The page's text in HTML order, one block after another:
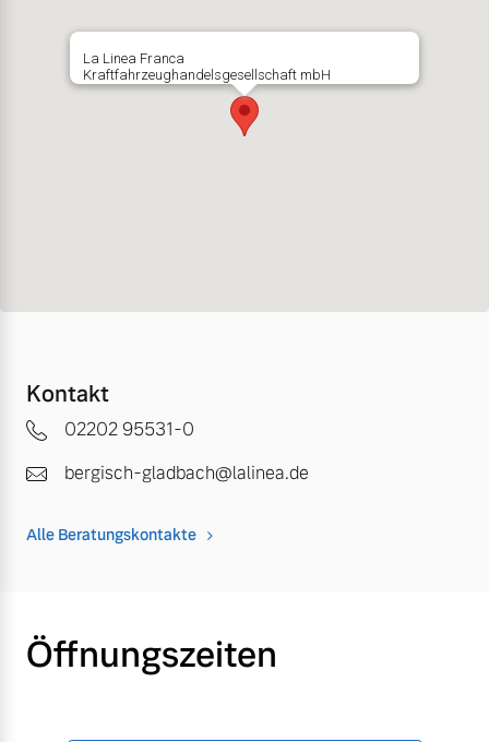
La Linea Franca
Kraftfahrzeughandelsgesellschaft mbH
Kontakt
02202 95531-0
bergisch-gladbach@lalinea.de
Alle Beratungskontakte
Öffnungszeiten